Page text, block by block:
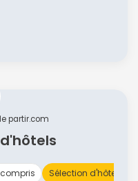
partir.com
d'hôtels
Sélection d'hôtels